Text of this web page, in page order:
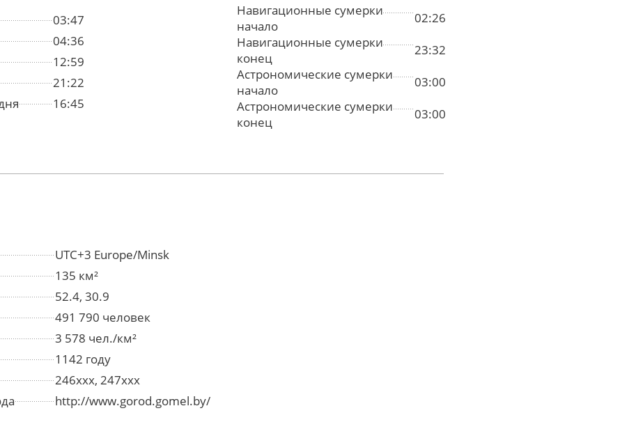
03:47
04:36
12:59
21:22
16:45
Навигационные сумерки
начало
02:26
Навигационные сумерки
конец
23:32
Астрономические сумерки
начало
03:00
Астрономические сумерки
конец
03:00
UTC+3 Europe/Minsk
135 км²
52.4, 30.9
491 790 человек
3 578 чел./км²
1142 году
246xxx, 247xxx
http://www.gorod.gomel.by/